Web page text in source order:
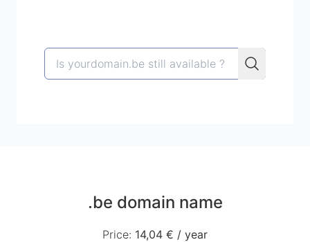
.be domain name
Price: 14,04 € / year